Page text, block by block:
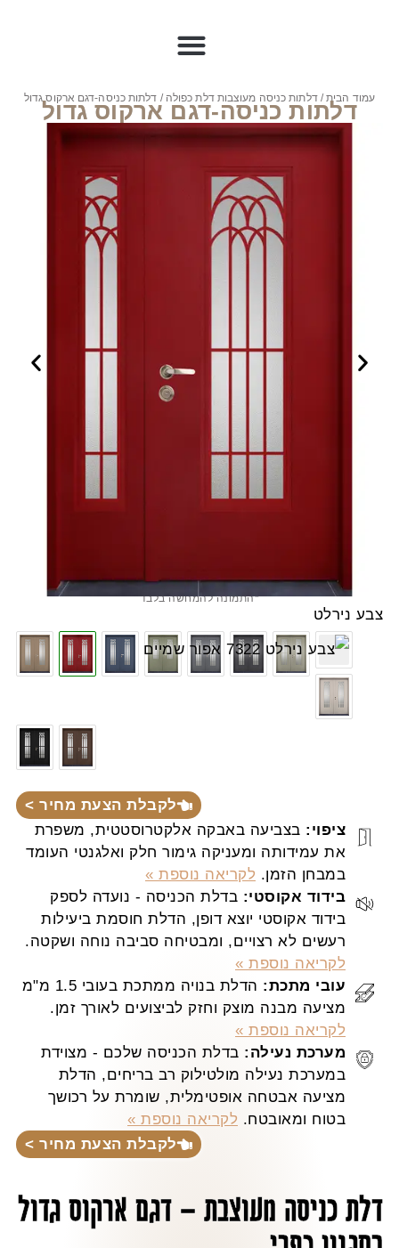
ציפוי: בצביעה באבקה אלקטרוסטטית, משפרת
את עמידותה ומעניקה גימור חלק ואלגנטי העומד
במבחן הזמן. לקריאה נוספת »
בידוד אקוסטי: בדלת הכניסה - נועדה לספק
בידוד אקוסטי יוצא דופן, הדלת חוסמת ביעילות
רעשים לא רצויים, ומבטיחה סביבה נוחה ושקטה.
לקריאה נוספת »
עובי מתכת:
הדלת בנויה ממתכת בעובי 1.5 מ"מ
מציעה מבנה מוצק וחזק לביצועים לאורך זמן.
לקריאה נוספת »
מערכת נעילה: בדלת הכניסה שלכם - מצוידת
במערכת נעילה מולטילוק רב בריחים, הדלת
מציעה אבטחה אופטימלית, שומרת על רכושך
בטוח ומאובטח. לקריאה נוספת »
לקבלת הצעת מחיר >
דלת כניסה מעוצבת – דגם ארקוס גדול
עמוד הבית/דלתות כניסה מעוצבות דלת כפולה / דלתות כניסה-דגם ארקוס גדול
דלתות כניסה-דגם ארקוס גדול
*התמונה להמחשה בלבד
צבע נירלט
לקבלת הצעת מחיר >